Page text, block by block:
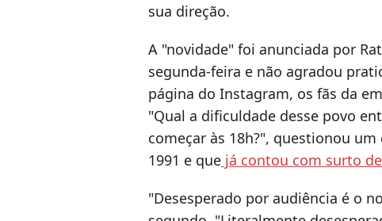
sua direção.
A "novidade" foi anunciada por
segunda-feira e não agradou
página do Instagram, os fãs da
"Qual a dificuldade desse povo
começar às 18h?", questionou
1991 e que já contou com surto
"Desesperado por audiência é o